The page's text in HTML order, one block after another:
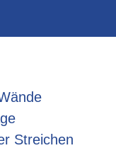
Streichen